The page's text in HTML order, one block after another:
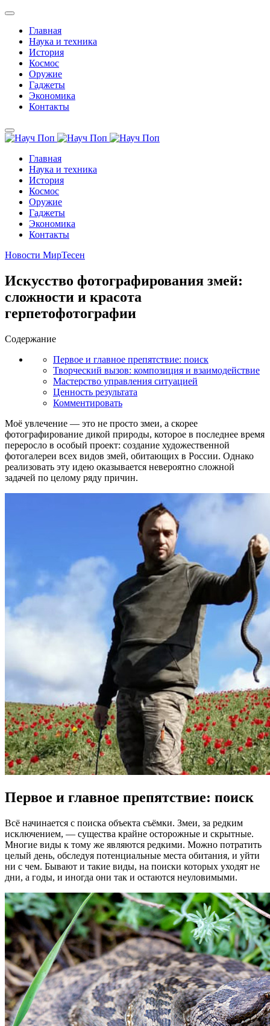
Главная
Наука и техника
История
Космос
Оружие
Гаджеты
Экономика
Контакты
Главная
Наука и техника
История
Космос
Оружие
Гаджеты
Экономика
Контакты
Новости МирТесен
Искусство фотографирования змей:
сложности и красота
герпетофотографии
Содержание
Первое и главное препятствие: поиск
Творческий вызов: композиция и взаимодействие
Мастерство управления ситуацией
Ценность результата
Комментировать
Моё увлечение — это не просто змеи, а скорее
фотографирование дикой природы, которое в последнее время
переросло в особый проект: создание художественной
фотогалереи всех видов змей, обитающих в России. Однако
реализовать эту идею оказывается невероятно сложной
задачей по целому ряду причин.
Первое и главное препятствие: поиск
Всё начинается с поиска объекта съёмки. Змеи, за редким
исключением, — существа крайне осторожные и скрытные.
Многие виды к тому же являются редкими. Можно потратить
целый день, обследуя потенциальные места обитания, и уйти
ни с чем. Бывают и такие виды, на поиски которых уходят не
дни, а годы, и иногда они так и остаются неуловимыми.